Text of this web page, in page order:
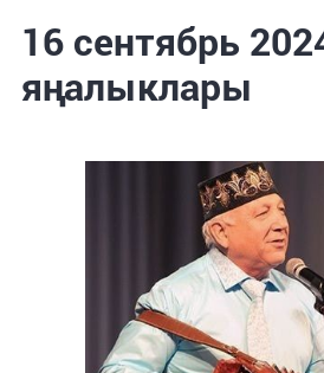
16 сентябрь
яңалыклары